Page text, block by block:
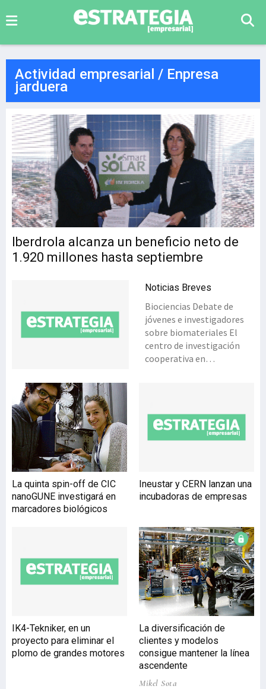
Actividad empresarial / Enpresa
jarduera
Iberdrola alcanza un beneficio neto de
1.920 millones hasta septiembre
Noticias Breves
Biociencias Debate de
jóvenes e investigadores
sobre biomateriales El
centro de investigación
cooperativa en
centro en el Parque
Tecnológico de Donostia,
por primera vez, un ciclo
los protagonistas serán
jóvenes investigadores que
presentar sus trabajos
ante una audiencia
especializada.
Investigación Siete
proyectos vascos quieren
mejorar la vida en las
ciudades Siete proyectos
vascos se incluyen dentro
de los 108 proyectos
innovadores que
pretenden mejorar la
eficiencia de las ciudad
La quinta spin-off de CIC
nanoGUNE investigará en
marcadores biológicos
Ineustar y CERN lanzan una
incubadoras de empresas
IK4-Tekniker, en un
proyecto para eliminar el
plomo de grandes motores
La diversificación de
clientes y modelos
consigue mantener la línea
ascendente
Mikel Sota